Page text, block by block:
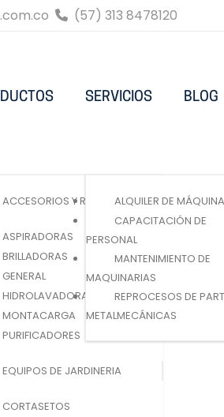
(57) 313 8478120
ACCESORIOS Y REPUESTOS
ASPIRADORAS
BRILLADORAS
GENERAL
HIDROLAVADORAS
MONTACARGA
PURIFICADORES
EQUIPOS DE JARDINERIA
CORTASETOS
SERVICIOS
ALQUILER DE
CAPACITACIÓN DE
PERSONAL
MANTENIMIENTO DE
MAQUINARIAS
REPROCESOS DE
METALMECÁNICAS
BLOG